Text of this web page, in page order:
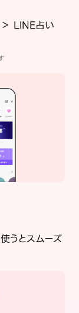
LINE占い
うとスムーズ